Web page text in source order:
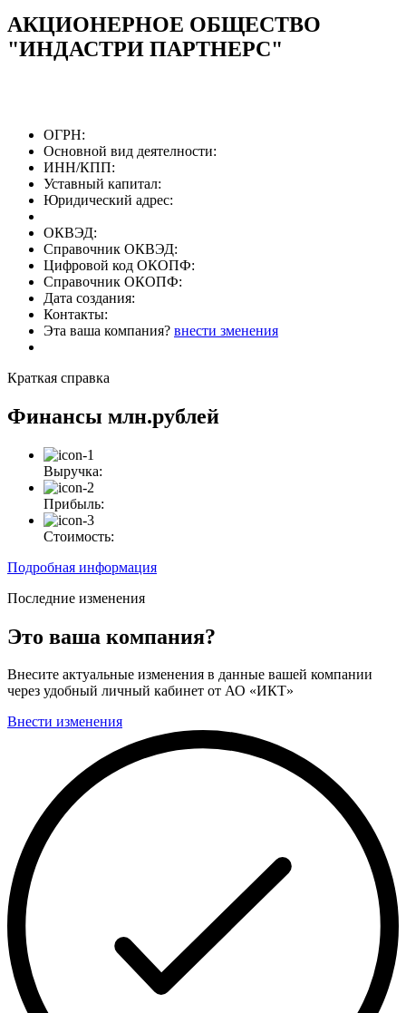
АКЦИОНЕРНОЕ ОБЩЕСТВО
"ИНДАСТРИ ПАРТНЕРС"
ОГРН:
Основной вид деятелности:
ИНН/КПП:
Уставный капитал:
Юридический адрес:
ОКВЭД:
Справочник ОКВЭД:
Цифровой код ОКОПФ:
Справочник ОКОПФ:
Дата создания:
Контакты:
Эта ваша компания? внести зменения
Краткая справка
Финансы млн.рублей
Выручка:
Прибыль:
Стоимость:
Подробная информация
Последние изменения
Это ваша компания?
Внесите актуальные изменения в данные вашей компании
через удобный личный кабинет от АО «ИКТ»
Внести изменения